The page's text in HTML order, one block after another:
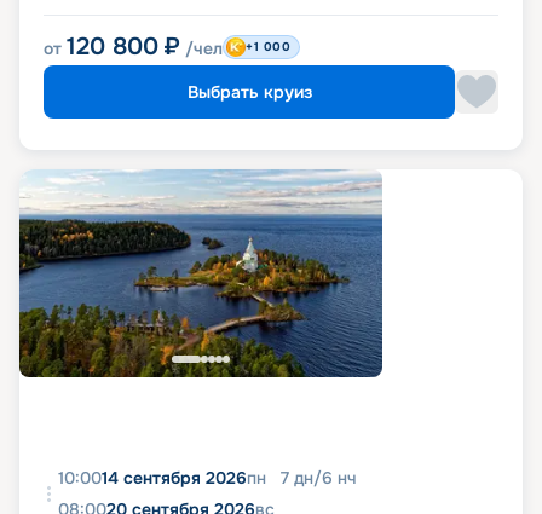
от 120 800 ₽ /чел +1 000
Выбрать круиз
10:0014 сентября 2026пн 7 дн/6 нч
08:0020 сентября 2026вс